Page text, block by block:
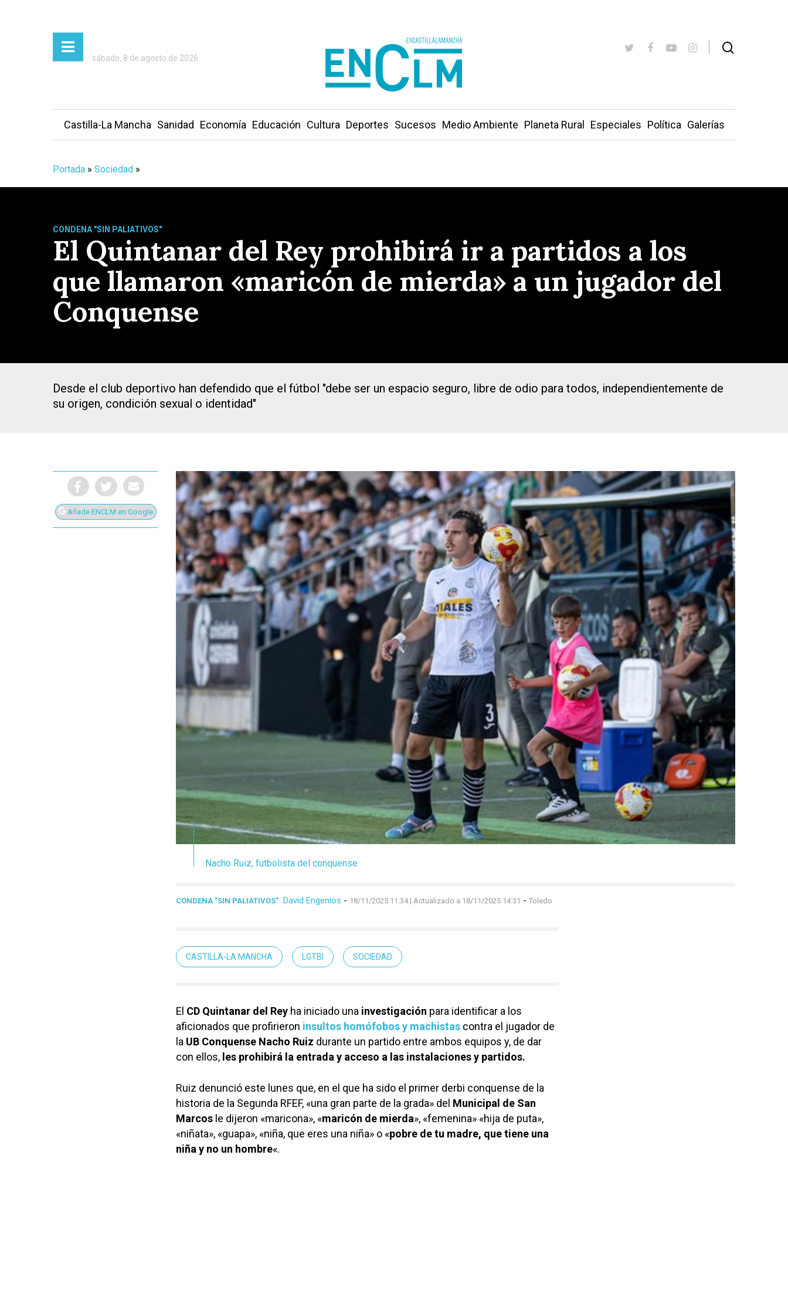
Presiona Intro para buscar o ESC para cerrar
sábado, 8 de agosto de 2026
Castilla-La Mancha Sanidad Economía Educación Cultura Deportes Sucesos Medio Ambiente Planeta Rural Especiales Política Galerías
Portada » Sociedad »
CONDENA "SIN PALIATIVOS"
El Quintanar del Rey prohibirá ir a partidos a los
que llamaron «maricón de mierda» a un jugador del
Conquense
Desde el club deportivo han defendido que el fútbol "debe ser un espacio seguro, libre de odio para todos, independientemente de
su origen, condición sexual o identidad"
Añade ENCLM en Google
Nacho Ruiz, futbolista del conquense
CONDENA "SIN PALIATIVOS" David Engenios - 18/11/2025 11:34| Actualizado a 18/11/2025 14:31 - Toledo
CASTILLA-LA MANCHA LGTBI SOCIEDAD
El CD Quintanar del Rey ha iniciado una investigación para identificar a los
aficionados que profirieron insultos homófobos y machistas contra el jugador de
la UB Conquense Nacho Ruiz durante un partido entre ambos equipos y, de dar
con ellos, les prohibirá la entrada y acceso a las instalaciones y partidos.
Ruiz denunció este lunes que, en el que ha sido el primer derbi conquense de la
historia de la Segunda RFEF, «una gran parte de la grada» del Municipal de San
Marcos le dijeron «maricona», «maricón de mierda», «femenina» «hija de puta»,
«niñata», «guapa», «niña, que eres una niña» o «pobre de tu madre, que tiene una
niña y no un hombre«.